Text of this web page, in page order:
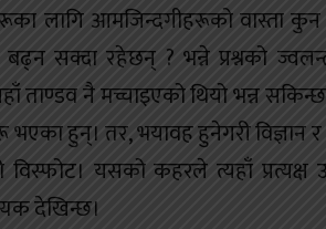
लागि आमजिन्दगीहरूको
सक्दा रहेछन् ? भन्ने प्रश्नको
ताण्डव नै मच्चाइएको थियो भन्न
भएका हुन्। तर, भयावह हुनेगरी विज्ञान
यसको कहरले त्यहाँ प्रत्यक्ष
देखिन्छ।